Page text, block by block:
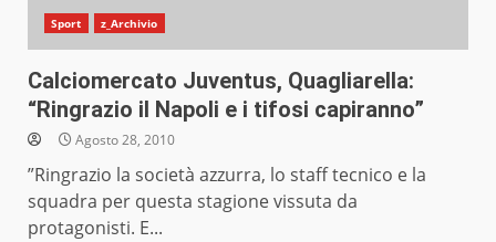
Sport z_Archivio
Calciomercato Juventus, Quagliarella:
“Ringrazio il Napoli e i tifosi capiranno”
Agosto 28, 2010
”Ringrazio la società azzurra, lo staff tecnico e la
squadra per questa stagione vissuta da
protagonisti. E...